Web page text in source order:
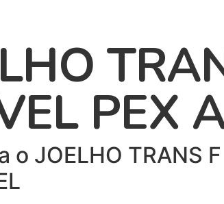
PEX
o JOELHO TRANS